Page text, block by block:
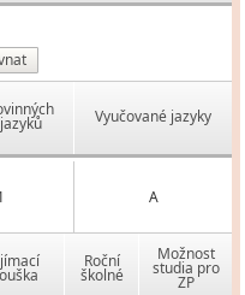
Vyučované jazyky
A
Roční
školné
Možnost
studia pro
ZP